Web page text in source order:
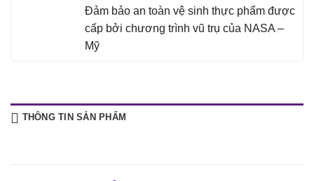
Đảm bảo an toàn vệ sinh thực phẩm được
cấp bởi chương trình vũ trụ của NASA –
Mỹ
THÔNG TIN SẢN PHẨM